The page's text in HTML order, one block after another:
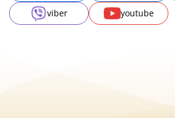
viber
youtube